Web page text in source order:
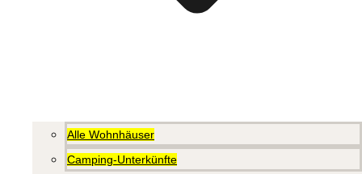
Alle Wohnhäuser
Camping-Unterkünfte